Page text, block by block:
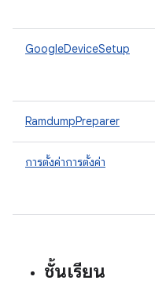
GoogleDeviceSetup
RamdumpPreparer
การตั้งค่าการตั้งค่า
ชั้นเรียน